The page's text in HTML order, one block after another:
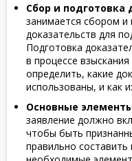
Сбор и подготовка
занимается сбором и
доказательств для
Подготовка
в процессе
определить, какие
использованы, и как
Основные
заявление должно
чтобы быть
правильно